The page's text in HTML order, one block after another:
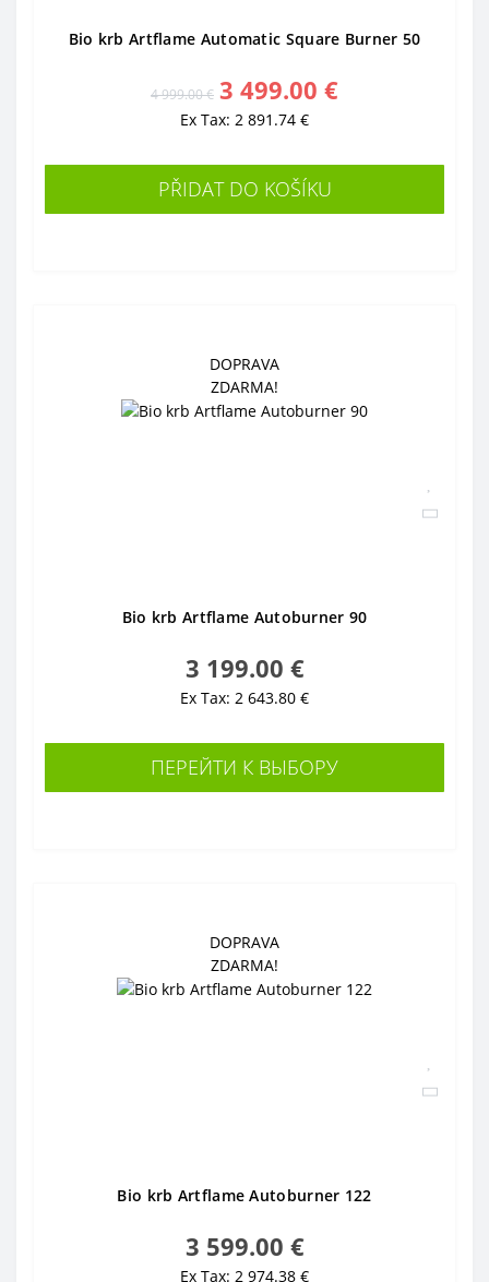
Bio krb Artflame Automatic Square Burner 50
4 999.00 € 3 499.00 €
Ex Tax: 2 891.74 €
PŘIDAT DO KOŠÍKU
DOPRAVA
ZDARMA!
Bio krb Artflame Autoburner 90
3 199.00 €
Ex Tax: 2 643.80 €
ПЕРЕЙТИ К ВЫБОРУ
DOPRAVA
ZDARMA!
Bio krb Artflame Autoburner 122
3 599.00 €
Ex Tax: 2 974.38 €